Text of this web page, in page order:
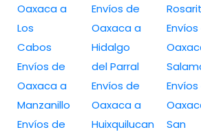
Oaxaca a
Los
Cabos
Envíos de
Oaxaca a
Manzanillo
Envíos de
Envíos de
Oaxaca a
Hidalgo
del Parral
Envíos de
Oaxaca a
Huixquilucan
San